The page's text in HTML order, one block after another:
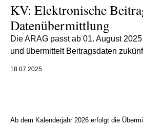
KV: Elektronische
Datenübermittlung
Die ARAG passt ab 01. August
und übermittelt Beitragsdaten
18.07.2025
Ab dem Kalenderjahr 2026 erfolgt die